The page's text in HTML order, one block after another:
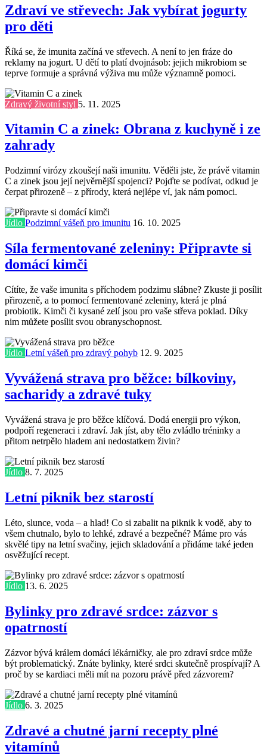
Zdraví ve střevech: Jak vybírat jogurty
pro děti
Říká se, že imunita začíná ve střevech. A není to jen fráze do
reklamy na jogurt. U dětí to platí dvojnásob: jejich mikrobiom se
teprve formuje a správná výživa mu může významně pomoci.
Zdravý životní styl 5. 11. 2025
Vitamin C a zinek: Obrana z kuchyně i ze
zahrady
Podzimní virózy zkoušejí naši imunitu. Věděli jste, že právě vitamin
C a zinek jsou její nejvěrnější spojenci? Pojďte se podívat, odkud je
čerpat přirozeně – z přírody, která nejlépe ví, jak nám pomoci.
Jídlo Podzimní vášeň pro imunitu 16. 10. 2025
Síla fermentované zeleniny: Připravte si
domácí kimči
Cítíte, že vaše imunita s příchodem podzimu slábne? Zkuste ji posílit
přirozeně, a to pomocí fermentované zeleniny, která je plná
probiotik. Kimči či kysané zelí jsou pro vaše střeva poklad. Díky
nim můžete posílit svou obranyschopnost.
Jídlo Letní vášeň pro zdravý pohyb 12. 9. 2025
Vyvážená strava pro běžce: bílkoviny,
sacharidy a zdravé tuky
Vyvážená strava je pro běžce klíčová. Dodá energii pro výkon,
podpoří regeneraci i zdraví. Jak jíst, aby tělo zvládlo tréninky a
přitom netrpělo hladem ani nedostatkem živin?
Jídlo 8. 7. 2025
Letní piknik bez starostí
Léto, slunce, voda – a hlad! Co si zabalit na piknik k vodě, aby to
všem chutnalo, bylo to lehké, zdravé a bezpečné? Máme pro vás
skvělé tipy na letní svačiny, jejich skladování a přidáme také jeden
osvěžující recept.
Jídlo 13. 6. 2025
Bylinky pro zdravé srdce: zázvor s
opatrností
Zázvor bývá králem domácí lékárničky, ale pro zdraví srdce může
být problematický. Znáte bylinky, které srdci skutečně prospívají? A
proč by se kardiaci měli mít na pozoru právě před zázvorem?
Jídlo 6. 3. 2025
Zdravé a chutné jarní recepty plné
vitamínů